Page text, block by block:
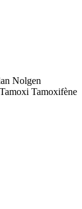
Nolgen
Tamoxifène